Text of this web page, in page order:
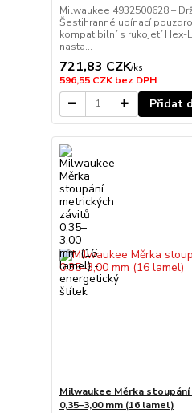
Milwaukee 4932500628 –
Šestihranné upínací
kompatibilní s rukojetí Hex-
nasta...
721,83 CZK/ks
596,55 CZKbez DPH
Přidat
Milwaukee Měrka
0,35–3,00 mm (16 lamel)